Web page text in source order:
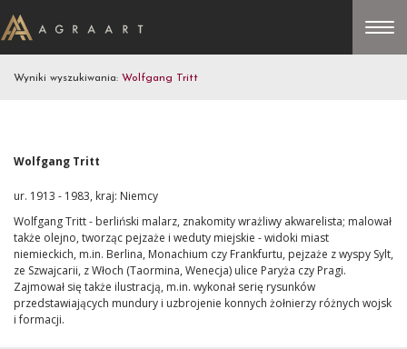
Wyniki wyszukiwania: Wolfgang Tritt
Wolfgang Tritt
ur. 1913 - 1983, kraj: Niemcy
Wolfgang Tritt - berliński malarz, znakomity wrażliwy akwarelista; malował
także olejno, tworząc pejzaże i weduty miejskie - widoki miast
niemieckich, m.in. Berlina, Monachium czy Frankfurtu, pejzaże z wyspy Sylt,
ze Szwajcarii, z Włoch (Taormina, Wenecja) ulice Paryża czy Pragi.
Zajmował się także ilustracją, m.in. wykonał serię rysunków
przedstawiających mundury i uzbrojenie konnych żołnierzy różnych wojsk
i formacji.